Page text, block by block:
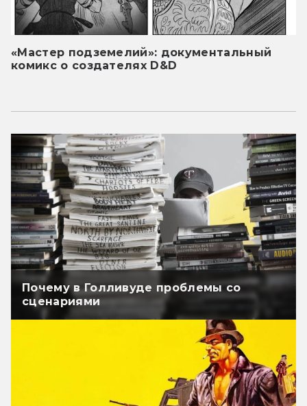
«Мастер подземелий»: документальный
комикс о создателях D&D
Почему в Голливуде проблемы со
сценариями